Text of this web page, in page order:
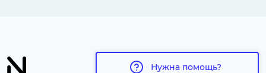
Нужна помощь?